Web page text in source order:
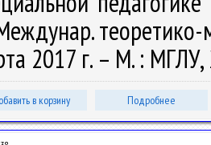
теоретико-
2017 г. – М. :
в корзину Подробнее